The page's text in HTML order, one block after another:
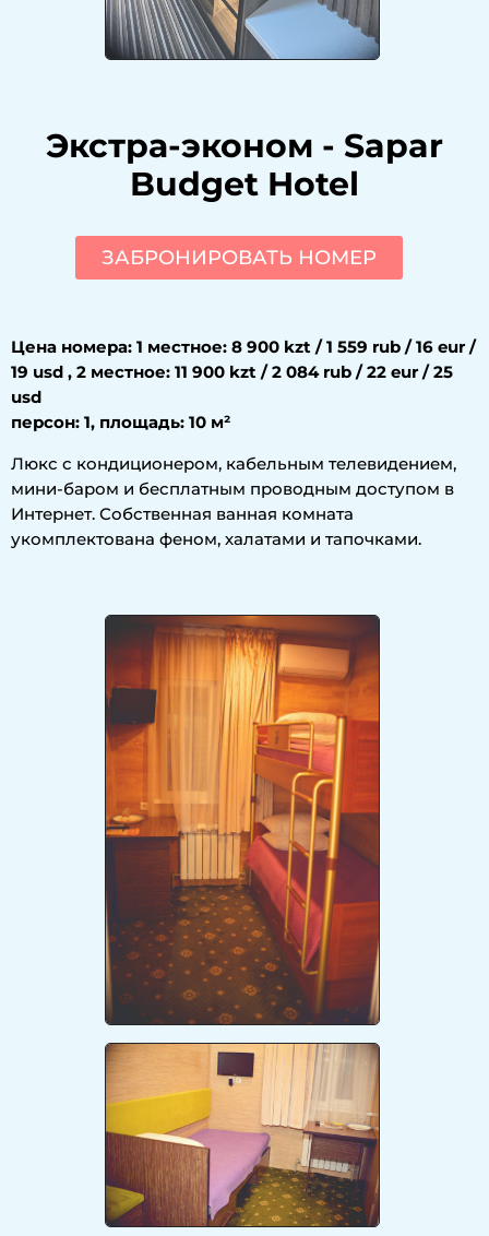
Экстра-эконом - Sapar
Budget Hotel
ЗАБРОНИРОВАТЬ НОМЕР
Цена номера: 1 местное: 8 900 kzt / 1 559 rub / 16 eur /
19 usd , 2 местное: 11 900 kzt / 2 084 rub / 22 eur / 25
usd
персон: 1, площадь: 10 м²
Люкс с кондиционером, кабельным телевидением,
мини-баром и бесплатным проводным доступом в
Интернет. Собственная ванная комната
укомплектована феном, халатами и тапочками.